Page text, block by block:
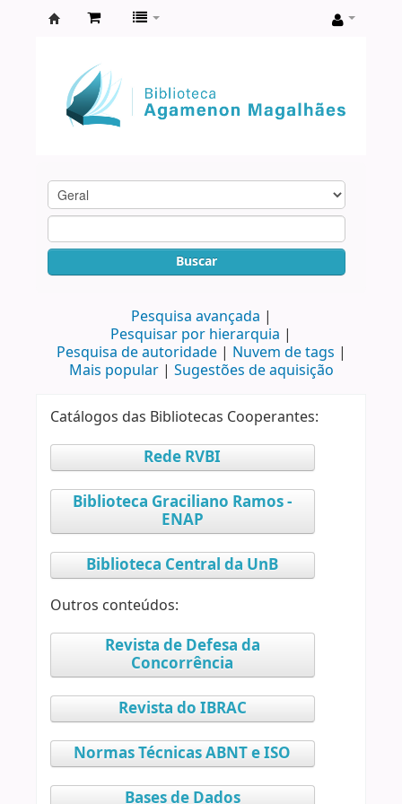
Agamenon
Magalhães
Buscar
Pesquisa avançada
Pesquisar por hierarquia
Pesquisa de autoridade
Nuvem de tags
Mais popular
Sugestões de aquisição
Catálogos das Bibliotecas Cooperantes:
Rede RVBI
Biblioteca Graciliano Ramos -
ENAP
Biblioteca Central da UnB
Outros conteúdos:
Revista de Defesa da
Concorrência
Revista do IBRAC
Normas Técnicas ABNT e ISO
Bases de Dados